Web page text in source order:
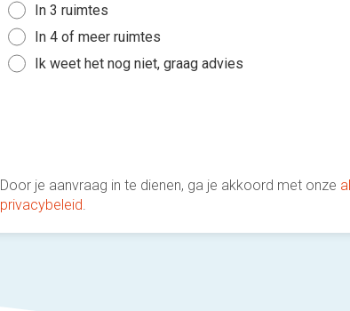
In 3 ruimtes
In 4 of meer ruimtes
Ik weet het nog niet, graag advies
Door je aanvraag in te dienen, ga je akkoord met onze
privacybeleid.